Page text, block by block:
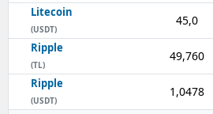
Litecoin
(USDT)
45,0
Ripple
(TL)
49,760
Ripple
(USDT)
1,0478